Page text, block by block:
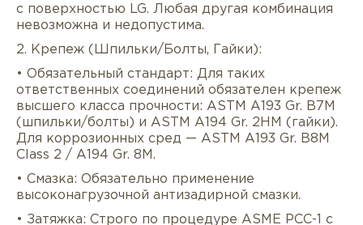
с поверхностью LG. Любая другая комбинация
невозможна и недопустима.
2. Крепеж (Шпильки/Болты, Гайки):
• Обязательный стандарт: Для таких
ответственных соединений обязателен крепеж
высшего класса прочности: ASTM A193 Gr. B7M
(шпильки/болты) и ASTM A194 Gr. 2HM (гайки).
Для коррозионных сред — ASTM A193 Gr. B8M
Class 2 / A194 Gr. 8M.
• Смазка: Обязательно применение
высоконагрузочной антизадирной смазки.
• Затяжка: Строго по процедуре ASME PCC-1 с